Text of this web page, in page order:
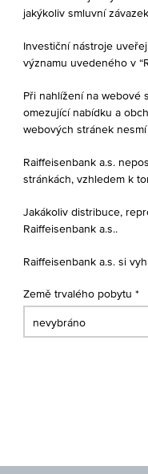
NÁKUP
-
jakýkoliv smluvní
Investiční nástroje
významu uvedeného v
Při nahlížení na webové
omezující nabídku a
webových stránek
Raiffeisenbank a.s.
stránkách, vzhledem k
Jakákoliv distribuce,
Raiffeisenbank a.s..
Raiffeisenbank a.s. si
Země trvalého pobytu